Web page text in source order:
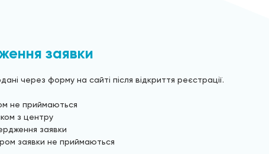
заявки
через форму на сайті після відкриття реєстрації.
не приймаються
з центру
заявки
заявки не приймаються